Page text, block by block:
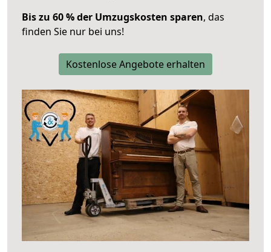
Bis zu 60 % der Umzugskosten sparen, das
finden Sie nur bei uns!
Kostenlose Angebote erhalten